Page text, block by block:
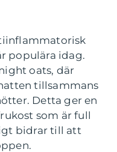
populära idag.
oats, där
tillsammans
Detta ger en
som är full
bidrar till att